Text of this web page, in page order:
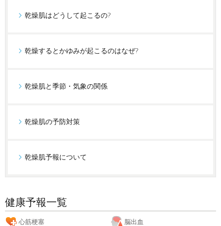
乾燥肌はどうして起こるの?
乾燥するとかゆみが起こるのはなぜ?
乾燥肌と季節・気象の関係
乾燥肌の予防対策
乾燥肌予報について
健康予報一覧
心筋梗塞 脳出血